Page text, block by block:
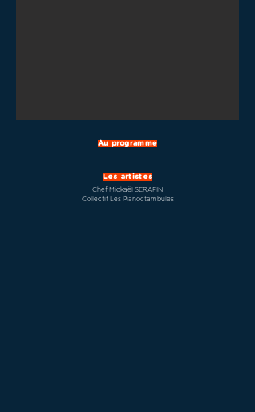
Au programme
Les artistes
Chef Mickaël SERAFIN
Collectif Les Pianoctambules